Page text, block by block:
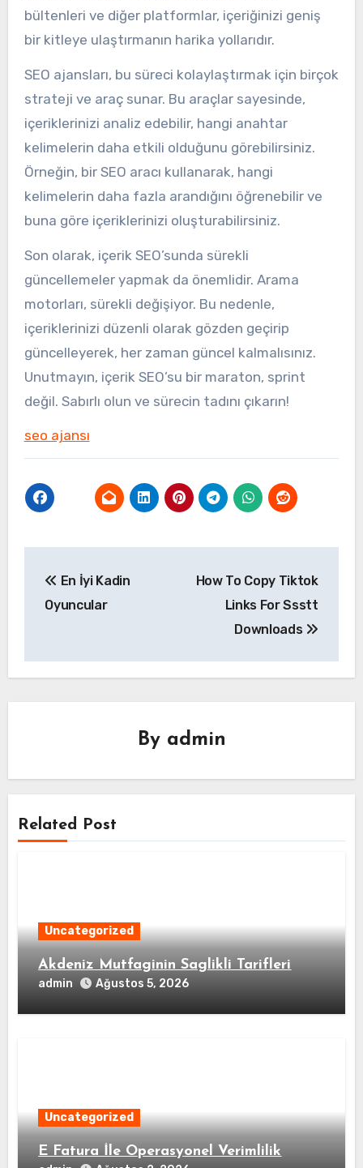
bültenleri ve diğer platformlar, içeriğinizi geniş
bir kitleye ulaştırmanın harika yollarıdır.
SEO ajansları, bu süreci kolaylaştırmak için birçok
strateji ve araç sunar. Bu araçlar sayesinde,
içeriklerinizi analiz edebilir, hangi anahtar
kelimelerin daha etkili olduğunu görebilirsiniz.
Örneğin, bir SEO aracı kullanarak, hangi
kelimelerin daha fazla arandığını öğrenebilir ve
buna göre içeriklerinizi oluşturabilirsiniz.
Son olarak, içerik SEO’sunda sürekli
güncellemeler yapmak da önemlidir. Arama
motorları, sürekli değişiyor. Bu nedenle,
içeriklerinizi düzenli olarak gözden geçirip
güncelleyerek, her zaman güncel kalmalısınız.
Unutmayın, içerik SEO’su bir maraton, sprint
değil. Sabırlı olun ve sürecin tadını çıkarın!
seo ajansı
gezinmesi
En İyi Kadin
Oyuncular
How To Copy Tiktok
Links For Ssstt
Downloads
By admin
Related Post
Uncategorized
Akdeniz Mutfaginin Saglikli Tarifleri
admin Ağustos 5, 2026
Uncategorized
E Fatura İle Operasyonel Verimlilik